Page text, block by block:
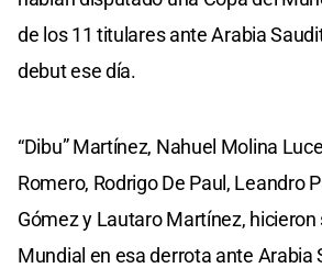
de los 11 titulares ante Arabia
debut ese día.
“Dibu” Martínez, Nahuel Molina
Romero, Rodrigo De Paul, Leandro
Gómez y Lautaro Martínez,
Mundial en esa derrota ante Arabia